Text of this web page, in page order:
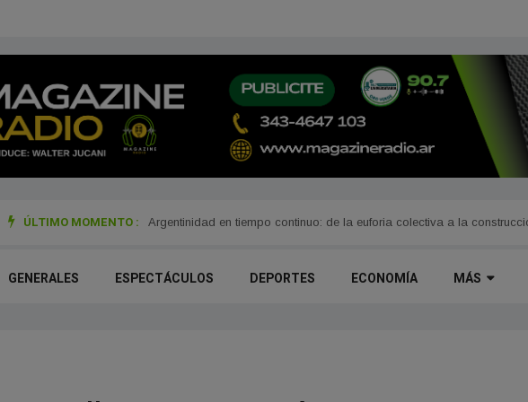
ÚLTIMO MOMENTO :
honrar a la Madre Tierra Argentinidad en tiempo continuo: de la euforia colectiva a la
GENERALES ESPECTÁCULOS DEPORTES ECONOMÍA MÁS